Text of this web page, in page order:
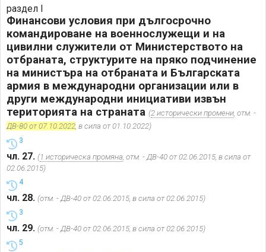
раздел I
Финансови условия при дългосрочно
командироване на военнослужещи и на
цивилни служители от Министерството на
отбраната, структурите на пряко подчинение
на министъра на отбраната и Българската
армия в международни организации или в
други международни инициативи извън
територията на страната (2 исторически промени, отм. -
ДВ-80 от 07.10.2022, в сила от 01.10.2022)
3
чл. 27. (1 историческа промяна, отм. - ДВ-40 от 02.06.2015, в сила от
02.06.2015)
4
чл. 28. (отм. - ДВ-40 от 02.06.2015, в сила от 02.06.2015)
3
чл. 29. (отм. - ДВ-40 от 02.06.2015, в сила от 02.06.2015)
5